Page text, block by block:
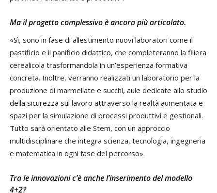
Ma il progetto complessivo è ancora più articolato.
«Sì, sono in fase di allestimento nuovi laboratori come il
pastificio e il panificio didattico, che completeranno la filiera
cerealicola trasformandola in un’esperienza formativa
concreta. Inoltre, verranno realizzati un laboratorio per la
produzione di marmellate e succhi, aule dedicate allo studio
della sicurezza sul lavoro attraverso la realtà aumentata e
spazi per la simulazione di processi produttivi e gestionali.
Tutto sarà orientato alle Stem, con un approccio
multidisciplinare che integra scienza, tecnologia, ingegneria
e matematica in ogni fase del percorso».
Tra le innovazioni c’è anche l’inserimento del modello
4+2?